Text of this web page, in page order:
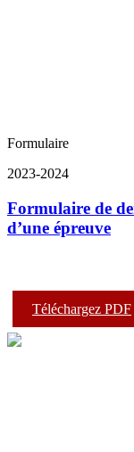
Formulaire
2023-2024
Formulaire de
d’une épreuve
Téléchargez PDF